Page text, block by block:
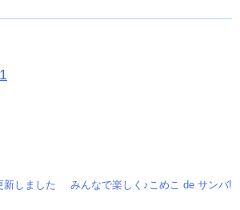
新しました みんなで楽しく♪こめこ de サンバ!